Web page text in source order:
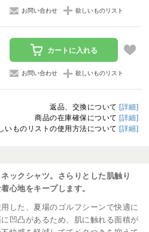
お問い合わせ 欲しいものリスト
カートに入れる
お問い合わせ 欲しいものリスト
返品、交換について [詳細]
商品の在庫確保について [詳細]
いものリストの使用方法について [詳細]
ックシャツ。さらりとした肌触り
心地をキープします。
した、夏場のゴルフシーンで快適に
凹凸があるため、肌に触れる面積が